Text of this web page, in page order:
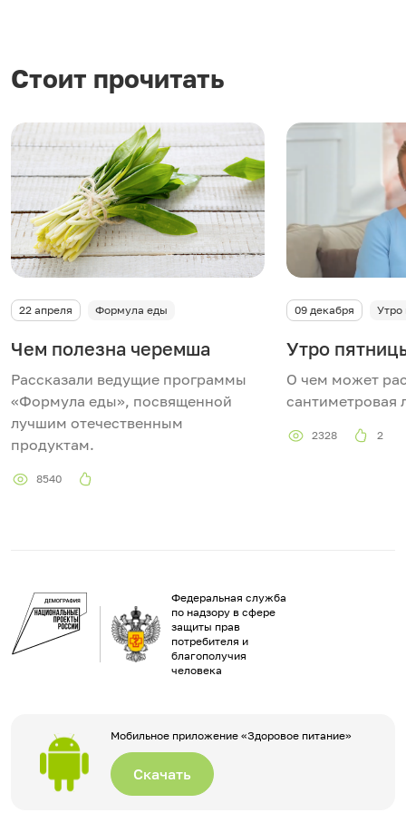
в
с
т
и
в
и
д
е
Стоит прочитать
22 апреля Формула еды
Чем полезна черемша
Рассказали ведущие программы
«Формула еды», посвященной
лучшим отечественным
продуктам.
8540
09 декабря Утро
Утро
О чем может
сантиметровая
2328 2
Федеральная служба
по надзору в сфере
защиты прав
потребителя и
благополучия
человека
Мобильное приложение «Здоровое питание»
Скачать